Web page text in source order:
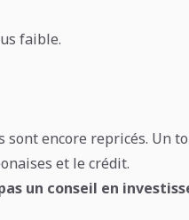
faible.
encore repricés. Un
et le crédit.
un conseil en